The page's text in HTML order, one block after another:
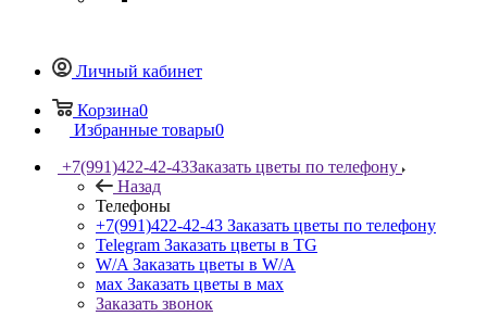
Личный кабинет
Корзина0
Избранные товары0
+7(991)422-42-43Заказать цветы по телефону
Назад
Телефоны
+7(991)422-42-43 Заказать цветы по телефону
Telegram Заказать цветы в TG
W/A Заказать цветы в W/A
мах Заказать цветы в мах
Заказать звонок